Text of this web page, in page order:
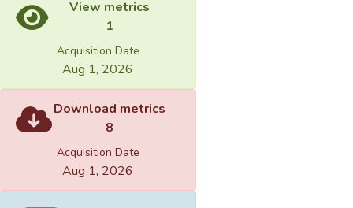
View metrics
1
Acquisition Date
Aug 1, 2026
Download metrics
8
Acquisition Date
Aug 1, 2026